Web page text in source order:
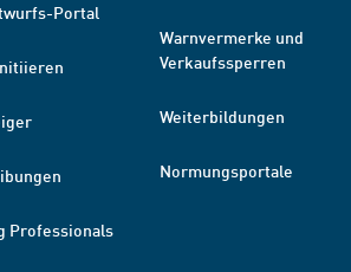
Portal
Professionals
Warnvermerke und
Verkaufssperren
Weiterbildungen
Normungsportale